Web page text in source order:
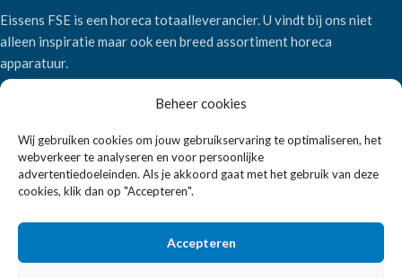
Beheer cookies
Wij gebruiken cookies om jouw gebruikservaring te optimaliseren, het
webverkeer te analyseren en voor persoonlijke
advertentiedoeleinden. Als je akkoord gaat met het gebruik van deze
cookies, klik dan op "Accepteren".
Accepteren
Eissens FSE is een horeca totaalleverancier. U vindt bij ons niet
alleen inspiratie maar ook een breed assortiment horeca
apparatuur.
Telefoon:+31 6 2708 6347
E-mail:verkoop@eissensfse.nl
KLANTENSERVICE
Over ons